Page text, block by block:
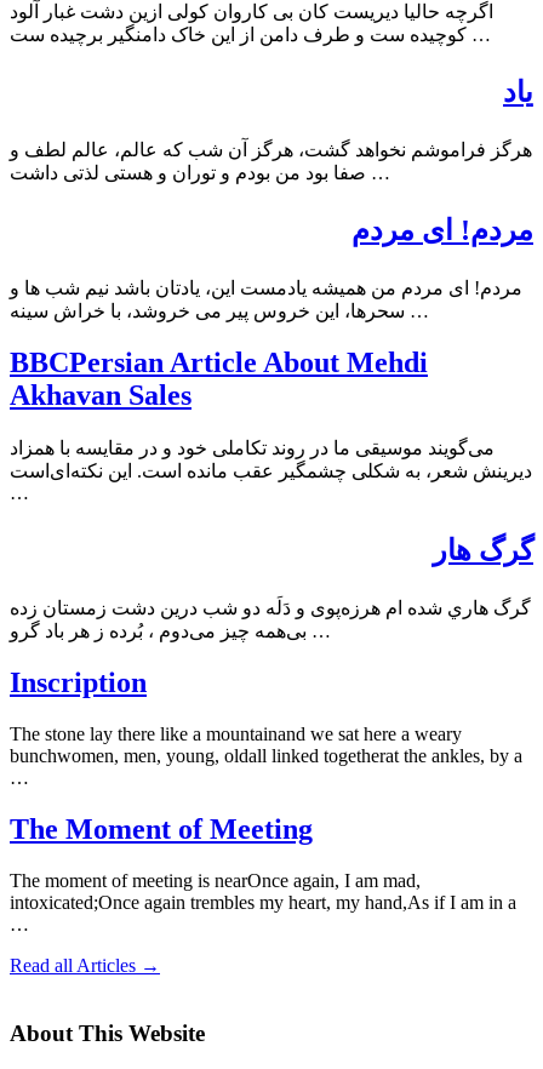
اگرچه حالیا دیریست کان بی کاروان کولی ازین دشت غبار آلود
کوچیده ست و طرف دامن از این خاک دامنگیر برچیده ست …
یاد
هرگز فراموشم نخواهد گشت، هرگز آن شب که عالم، عالم لطف و
صفا بود من بودم و توران و هستی لذتی داشت …
مردم! ای مردم
مردم! ای مردم من همیشه یادمست این، یادتان باشد نیم شب ها و
سحرها، این خروس پیر می خروشد، با خراش سینه …
BBCPersian Article About Mehdi
Akhavan Sales
می‌گویند موسیقی ما در روند تکاملی خود و در مقایسه با همزاد
دیرینش شعر، به شکلی چشمگیر عقب مانده است. این نکته‌ای‌است
…
گرگ هار
گرگ هاري شده ام هرزه‌پوی و دَلَه دو شب درين دشت زمستان زده
بی‌همه چيز می‌دوم ، بُرده ز هر باد گرو …
Inscription
The stone lay there like a mountainand we sat here a weary
bunchwomen, men, young, oldall linked togetherat the ankles, by a
…
The Moment of Meeting
The moment of meeting is nearOnce again, I am mad,
intoxicated;Once again trembles my heart, my hand,As if I am in a
…
Read all Articles →
About This Website